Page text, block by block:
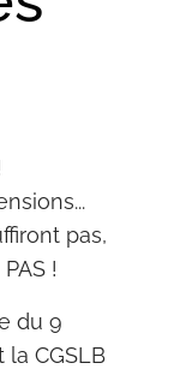
pas,
!
du 9
la CGSLB